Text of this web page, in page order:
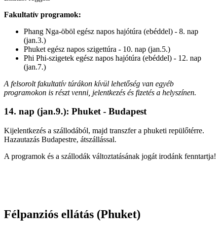
Fakultatív programok:
Phang Nga-öböl egész napos hajótúra (ebéddel) - 8. nap
(jan.3.)
Phuket egész napos szigettúra - 10. nap (jan.5.)
Phi Phi-szigetek egész napos hajótúra (ebéddel) - 12. nap
(jan.7.)
A felsorolt fakultatív túrákon kívül lehetőség van egyéb
programokon is részt venni, jelentkezés és fizetés a helyszínen.
14. nap (jan.9.): Phuket - Budapest
Kijelentkezés a szállodából, majd transzfer a phuketi repülőtérre.
Hazautazás Budapestre, átszállással.
A programok és a szállodák változtatásának jogát irodánk fenntartja!
Félpanziós ellátás (Phuket)